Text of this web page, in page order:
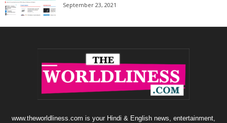
September 23, 2021
www.theworldliness.com is your Hindi & English news, entertainment,